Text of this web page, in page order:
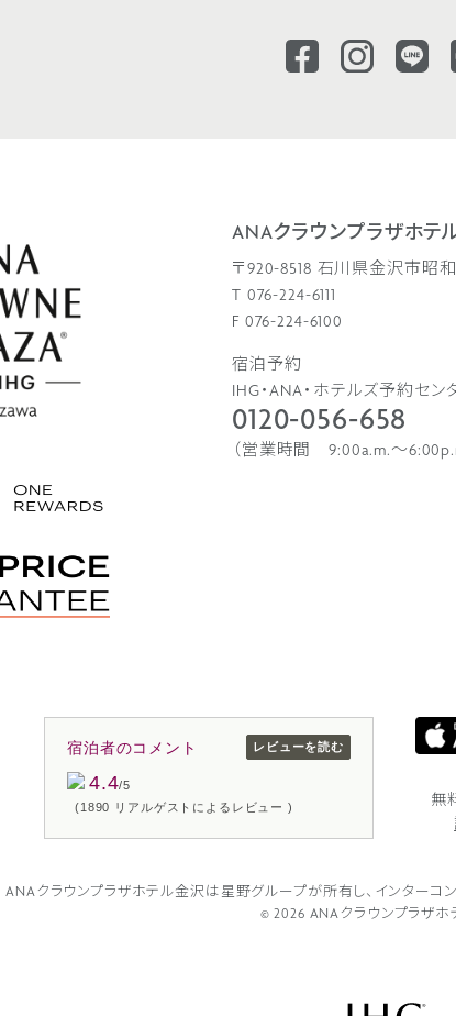
ANAクラウンプラザホテ
〒920-8518 石川県金沢市昭
T 076-224-6111
F 076-224-6100
宿泊予約
IHG・ANA・ホテルズ予約セン
0120-056-658
（営業時間 9:00a.m.〜
宿泊者のコメント
4.4/5
(1890 リアルゲストによるレビュー )
レビューを読む
無
ANAクラウンプラザホテル金沢は 星野グループが所有し、 インターコ
© 2026 ANAクラウンプラザホ